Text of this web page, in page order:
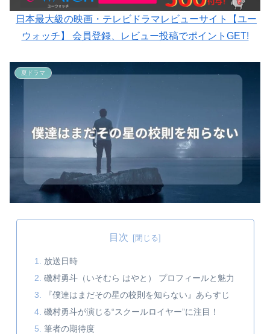
日本最大級の映画・テレビドラマレビューサイト【ユー
ウォッチ】 会員登録、レビュー投稿でポイントGET!
夏ドラマ
目次
放送日時
磯村勇斗（いそむら はやと） プロフィールと魅力
『僕達はまだその星の校則を知らない』あらすじ
磯村勇斗が演じる“スクールロイヤー”に注目！
筆者の期待度